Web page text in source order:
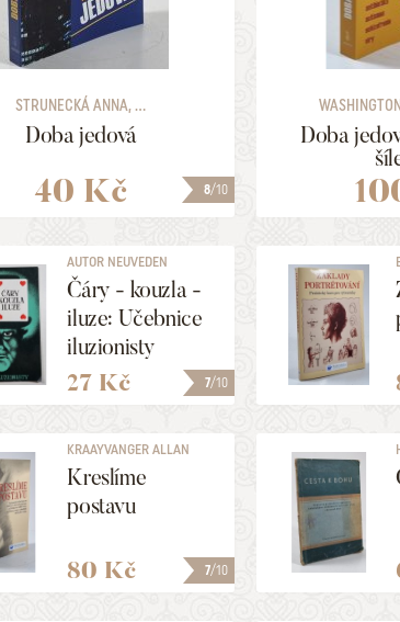
MEZI MÉ KATEGORIE NALEZENO
8/10
STRUNECKÁ ANNA, ...
Doba jedová
40 Kč
Doba
7/10
AUTOR NEUVEDEN
Čáry - kouzla -
iluze: Učebnice
iluzionisty
27 Kč
7/10
KRAAYVANGER ALLAN
Kreslíme
postavu
80 Kč